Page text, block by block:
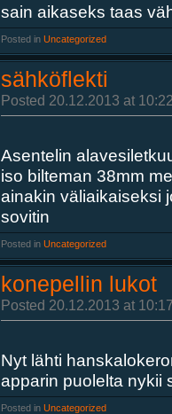
sain aikaseks taas
Posted in Uncategorized
sähköflekti
Posted 20.12.2013 at
Asentelin
iso bilteman 38mm
ainakin väliaikaiseksi
sovitin
Posted in Uncategorized
konepellin lukot
Posted 20.12.2013 at
Nyt lähti
apparin puolelta nykii
Posted in Uncategorized